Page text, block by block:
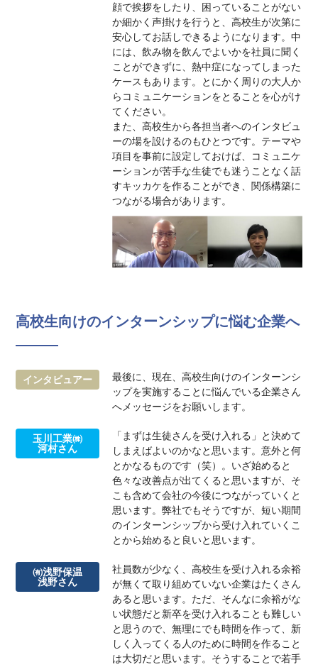
顔で挨拶をしたり、困っていることがない
か細かく声掛けを行うと、高校生が次第に
安心してお話しできるようになります。中
には、飲み物を飲んでよいかを社員に聞く
ことができずに、熱中症になってしまった
ケースもあります。とにかく周りの大人か
らコミュニケーションをとることを心がけ
てください。
また、高校生から各担当者へのインタビュ
ーの場を設けるのもひとつです。テーマや
項目を事前に設定しておけば、コミュニケ
ーションが苦手な生徒でも迷うことなく話
すキッカケを作ることができ、関係構築に
つながる場合があります。
高校生向けのインターンシップに悩む企業へ
―――
インタビュアー
最後に、現在、高校生向けのインターンシ
ップを実施することに悩んでいる企業さん
へメッセージをお願いします。
玉川工業㈱
河村さん
「まずは生徒さんを受け入れる」と決めて
しまえばよいのかなと思います。意外と何
とかなるものです（笑）。いざ始めると
色々な改善点が出てくると思いますが、そ
こも含めて会社の今後につながっていくと
思います。弊社でもそうですが、短い期間
のインターンシップから受け入れていくこ
とから始めると良いと思います。
㈲浅野保温
浅野さん
社員数が少なく、高校生を受け入れる余裕
が無くて取り組めていない企業はたくさん
あると思います。ただ、そんなに余裕がな
い状態だと新卒を受け入れることも難しい
と思うので、無理にでも時間を作って、新
しく入ってくる人のために時間を作ること
は大切だと思います。そうすることで若手